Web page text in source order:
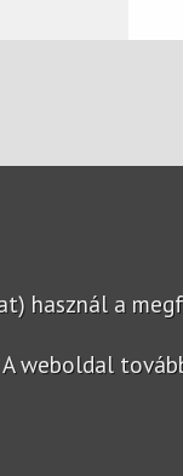
használ a
A weboldal